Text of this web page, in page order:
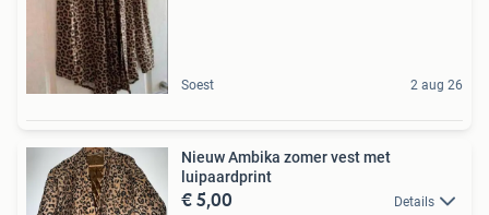
Soest 2 aug 26
Nieuw Ambika zomer vest met
luipaardprint
€ 5,00 Details